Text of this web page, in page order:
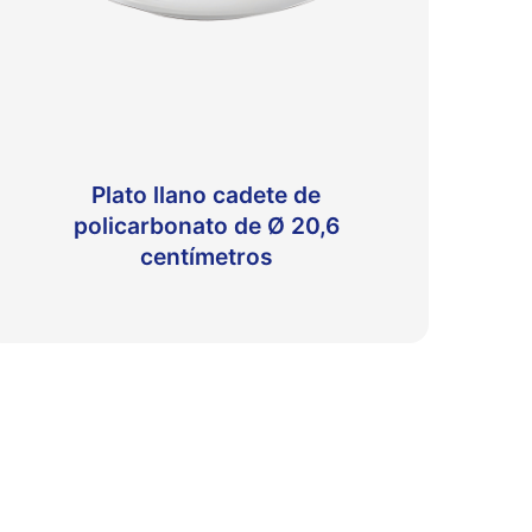
Plato llano cadete de
policarbonato de Ø 20,6
centímetros